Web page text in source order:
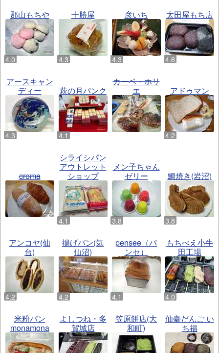
郡山もちや 十勝屋 彦いち 太田屋もち店
アースキャン
ディー
萩の月パンク
カーベ・ホリ
エ
アドゥマン
croma
シライシパン
アウトレット
ショップ
メン子ちゃん
ゼリー
鯛焼き(岩沼)
アンコヤ(仙
台)
揚げパン(気
仙沼)
pensee（パ
ンセ）
もちべえ小牛
田工場
米粉パン
monamona
よしつね・多
賀城店
笠原餅店(大
和町)
仙臺だんご い
ち福